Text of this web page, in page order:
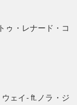
ゥ・レナード・コ
ェイ- ft.ノラ・ジ